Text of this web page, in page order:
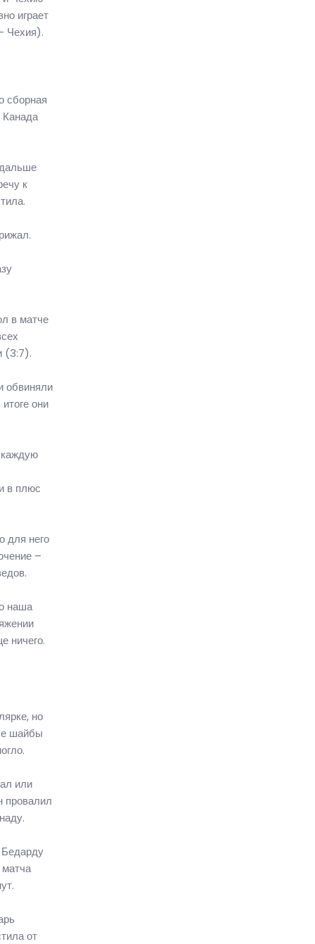
играет
Чехия).
сборная
Канада
к
в матче
(3:7).
обвиняли
они
в плюс
для него
–
наша
ничего.
но
шайбы
или
провалил
от